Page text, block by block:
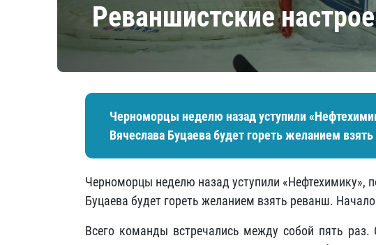
Реваншистские
Черноморцы неделю назад уступили
Вячеслава Буцаева будет гореть желанием
Черноморцы неделю назад уступили «Нефтехимику»,
Буцаева будет гореть желанием взять реванш.
Всего команды встречались между собой пять